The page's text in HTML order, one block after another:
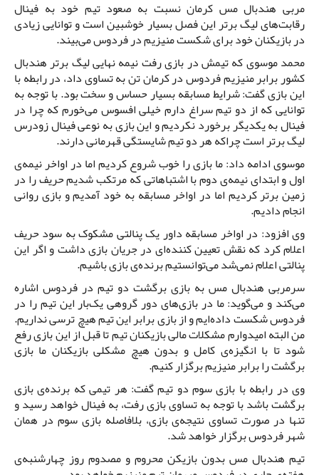
مربی هندبال مس کرمان نسبت به صعود تیم خود به فینال
رقابت‌های لیگ برتر این فصل بسیار خوشبین است و توانایی زیادی
در بازیکنان خود برای شکست منیزیم در فردوس می‌بیند.
محمد موسوی که تیمش در بازی رفت نیمه نهایی لیگ برتر هندبال
کشور برابر منیزیم فردوس در کرمان تن به تساوی داد، در رابطه با
این بازی گفت: شرایط مسابقه بسیار حساس و سخت بود. با توجه به
توانایی که از دو تیم سراغ دارم خیلی افسوس می‌خورم که چرا در
فینال به یکدیگر برخورد نکردیم و این بازی به نوعی فینال زودرس
لیگ برتر است چراکه هر دو تیم شایستگی قهرمانی دارند.
موسوی ادامه داد: ما بازی را خوب شروع کردیم اما در اواخر نیمه‌ی
اول و ابتدای نیمه‌ی دوم با اشتباهاتی که مرتکب شدیم حریف را در
زمین برتر کردیم اما در اواخر مسابقه به خود آمدیم و بازی روانی
انجام دادیم.
وی افزود: در اواخر مسابقه داور یک پنالتی مشکوک به سود حریف
اعلام کرد که نقش تعیین کننده‌ای در جریان بازی داشت و اگر این
پنالتی اعلام نمی‌شد می‌توانستیم برنده‌ی بازی باشیم.
سرمربی هندبال مس به بازی برگشت دو تیم در فردوس اشاره
می‌کند و می‌گوید: ما در بازی‌های دور گروهی یک‌بار این تیم را در
فردوس شکست داده‌ایم و از بازی برابر این تیم هیچ ترسی نداریم.
من البته امیدوارم مشکلات مالی بازیکنان تیم تا قبل از این بازی رفع
شود تا با انگیزه‌ی کامل و بدون هیچ مشکلی بازیکنان ما بازی
برگشت را برابر منیزیم برگزار کنیم.
وی در رابطه با بازی سوم دو تیم گفت: هر تیمی که برنده‌ی بازی
برگشت باشد با توجه به تساوی بازی رفت، به فینال خواهد رسید و
تنها در صورت تساوی نتیجه‌ی بازی، بلافاصله بازی سوم در همان
شهر فردوس برگزار خواهد شد.
تیم هندبال مس بدون بازیکن محروم و مصدوم روز چهارشنبه‌ی